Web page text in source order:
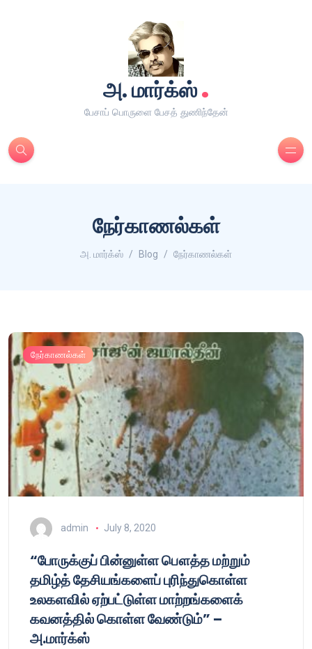
அ. மார்க்ஸ்.
பேசாப் பொருளை பேசத் துணிந்தேன்
நேர்காணல்கள்
அ. மார்க்ஸ் Blog நேர்காணல்கள்
நேர்காணல்கள்
admin July 8, 2020
“போருக்குப் பின்னுள்ள பௌத்த மற்றும்
தமிழ்த் தேசியங்களைப் புரிந்துகொள்ள
உலகளவில் ஏற்பட்டுள்ள மாற்றங்களைக்
கவனத்தில் கொள்ள வேண்டும்” –
அ.மார்க்ஸ்